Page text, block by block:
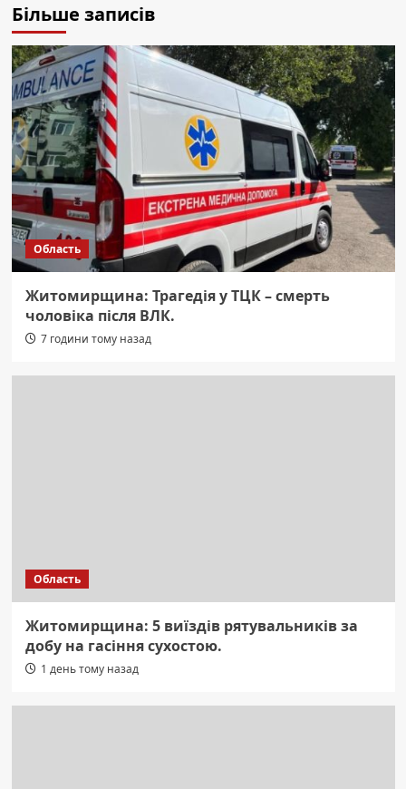
Більше записів
Область
Житомирщина: Трагедія у ТЦК – смерть
чоловіка після ВЛК.
7 години тому назад
Область
Житомирщина: 5 виїздів рятувальників за
добу на гасіння сухостою.
1 день тому назад